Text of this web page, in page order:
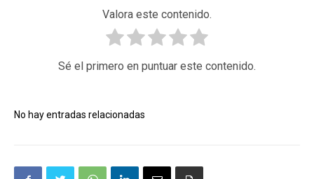
Valora este contenido.
Sé el primero en puntuar este contenido.
No hay entradas relacionadas